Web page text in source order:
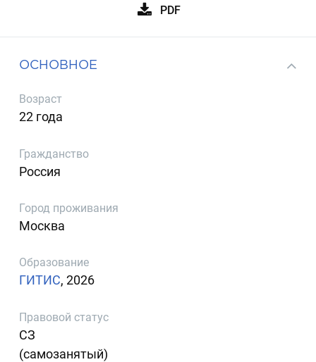
PDF
ОСНОВНОЕ
Возраст
22 года
Гражданство
Россия
Город проживания
Москва
Образование
ГИТИС, 2026
Правовой статус
СЗ
(самозанятый)